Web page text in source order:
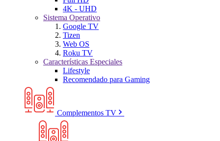
4K - UHD
Sistema Operativo
Google TV
Tizen
Web OS
Roku TV
Características Especiales
Lifestyle
Recomendado para Gaming
Complementos TV